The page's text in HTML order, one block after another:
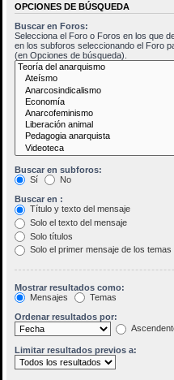
OPCIONES DE BÚSQUEDA
Buscar en Foros:
Selecciona el Foro o Foros en los que
en los subforos seleccionando el Foro
(en Opciones de búsqueda).
Buscar en subforos:
Sí
No
Buscar en :
Título y texto del mensaje
Solo el texto del mensaje
Solo títulos
Solo el primer mensaje de los temas
Mostrar resultados como:
Mensajes
Temas
Ordenar resultados por:
Limitar resultados previos a: